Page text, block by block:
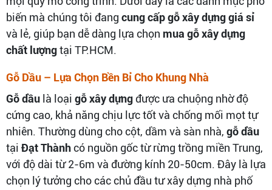
biến mà chúng tôi đang cung cấp gỗ xây dựng giá sỉ
và lẻ, giúp bạn dễ dàng lựa chọn mua gỗ xây dựng
chất lượngtại TP.HCM.
Gỗ Dầu – Lựa Chọn Bền Bỉ Cho Khung Nhà
Gỗ dầu là loại gỗ xây dựngđược ưa chuộng nhờ độ
cứng cao, khả năng chịu lực tốt và chống mối mọt tự
nhiên. Thường dùng cho cột, dầm và sàn nhà, gỗ dầu
tại Đạt Thànhcó nguồn gốc từ rừng trồng miền Trung,
với độ dài từ 2-6m và đường kính 20-50cm. Đây là lựa
chọn lý tưởng cho các chủ đầu tư xây dựng nhà phố